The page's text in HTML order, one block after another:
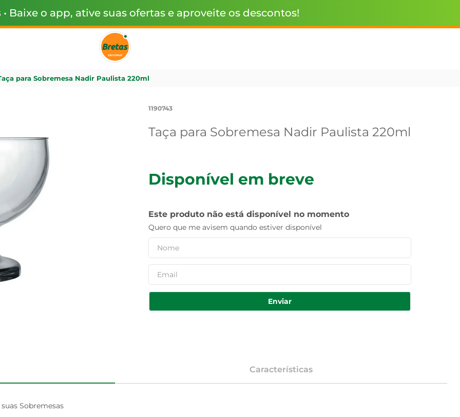
• Baixe o app, ative suas ofertas e aproveite os descontos!
para Sobremesa Nadir Paulista 220ml
1190743
Taça para Sobremesa Nadir Paulista 220ml
Disponível em breve
Este produto não está disponível no momento
Quero que me avisem quando estiver disponível
Enviar
Características
Sobremesas